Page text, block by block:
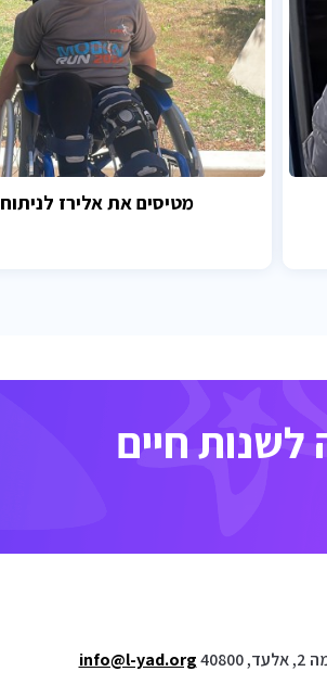
מטיסים את אלירז לניתוח
לשנות חיים
info@l-yad.org